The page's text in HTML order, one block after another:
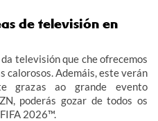
de televisión en
televisión que che ofrecemos
calorosos. Ademáis, este verán
grazas ao grande evento
poderás gozar de todos os
2026™.